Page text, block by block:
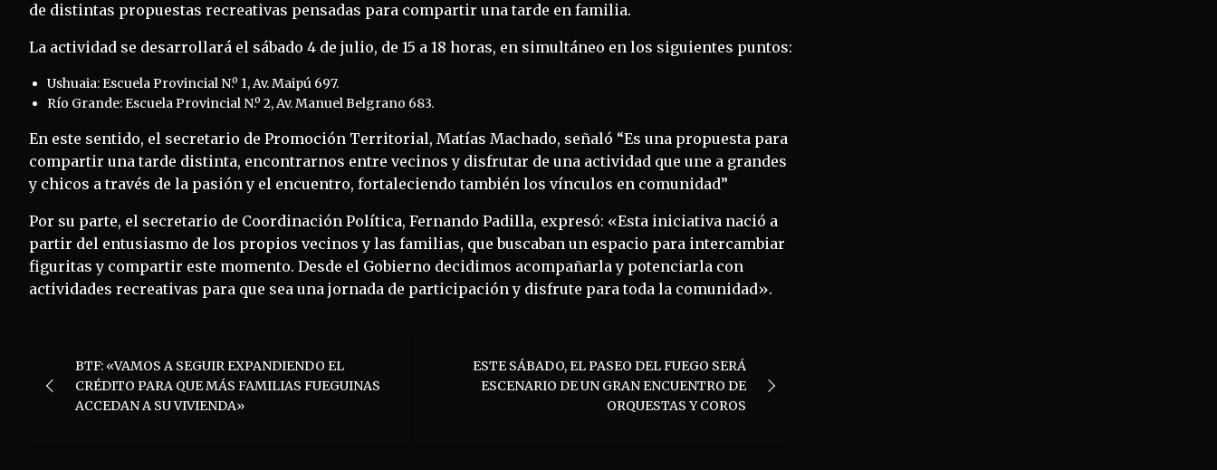
de distintas propuestas recreativas pensadas para compartir una tarde en familia.
La actividad se desarrollará el sábado 4 de julio, de 15 a 18 horas, en simultáneo en los siguientes puntos:
Ushuaia: Escuela Provincial N.º 1, Av. Maipú 697.
Río Grande: Escuela Provincial N.º 2, Av. Manuel Belgrano 683.
En este sentido, el secretario de Promoción Territorial, Matías Machado, señaló “Es una propuesta para
compartir una tarde distinta, encontrarnos entre vecinos y disfrutar de una actividad que une a grandes
y chicos a través de la pasión y el encuentro, fortaleciendo también los vínculos en comunidad”
Por su parte, el secretario de Coordinación Política, Fernando Padilla, expresó: «Esta iniciativa nació a
partir del entusiasmo de los propios vecinos y las familias, que buscaban un espacio para intercambiar
figuritas y compartir este momento. Desde el Gobierno decidimos acompañarla y potenciarla con
actividades recreativas para que sea una jornada de participación y disfrute para toda la comunidad».
de
entradas
BTF: «VAMOS A SEGUIR EXPANDIENDO EL
CRÉDITO PARA QUE MÁS FAMILIAS FUEGUINAS
ACCEDAN A SU VIVIENDA»
ESTE SÁBADO, EL PASEO DEL FUEGO SERÁ
ESCENARIO DE UN GRAN ENCUENTRO DE
ORQUESTAS Y COROS